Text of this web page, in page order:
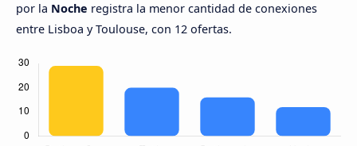
por la Noche registra la menor cantidad de conexiones
entre Lisboa y Toulouse, con 12 ofertas.